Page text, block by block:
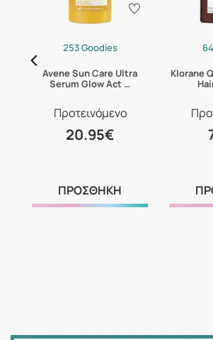
253 Goodies
Avene Sun Care Ultra
Serum Glow Act …
Προτεινόμενο
20.95€
ΠΡΟΣΘΗΚΗ
Klorane